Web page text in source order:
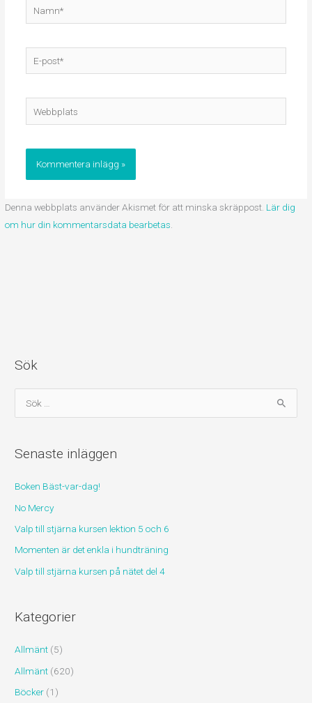
post*
Webbplats
Denna webbplats använder Akismet för att minska skräppost. Lär dig
om hur din kommentarsdata bearbetas
Sök
ö
e
t
e
r
:
Senaste inläggen
Boken Bäst-var-dag!
No Mercy
Valp till stjärna kursen lektion 5 och 6
Momenten är det enkla i hundträning
Valp till stjärna kursen på nätet del 4
Kategorier
Allmänt (5)
Allmänt (620)
Böcker (1)